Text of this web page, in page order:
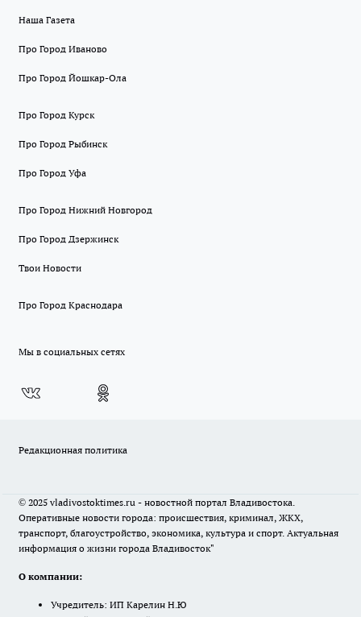
Наша Газета
Про Город Иваново
Про Город Йошкар-Ола
Про Город Курск
Про Город Рыбинск
Про Город Уфа
Про Город Нижний Новгород
Про Город Дзержинск
Твои Новости
Про Город Краснодара
Мы в социальных сетях
Редакционная политика
© 2025 vladivostoktimes.ru - новостной портал Владивостока.
Оперативные новости города: происшествия, криминал, ЖКХ,
транспорт, благоустройство, экономика, культура и спорт. Актуальная
информация о жизни города Владивосток"
О компании:
Учредитель: ИП Карелин Н.Ю